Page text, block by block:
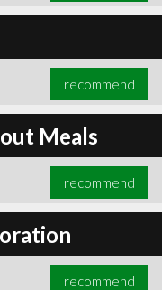
recommend
Meals
recommend
recommend